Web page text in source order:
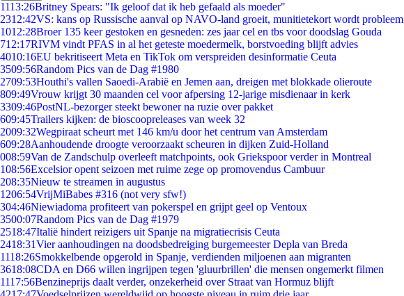
1113:26Britney Spears: "Ik geloof dat ik heb gefaald als moeder"
2312:42VS: kans op Russische aanval op NAVO-land groeit, munitietekort wordt probleem
1012:28Broer 135 keer gestoken en gesneden: zes jaar cel en tbs voor doodslag Gouda
712:17RIVM vindt PFAS in al het geteste moedermelk, borstvoeding blijft advies
4010:16EU bekritiseert Meta en TikTok om verspreiden desinformatie Ceuta
3509:56Random Pics van de Dag #1980
2709:53Houthi's vallen Saoedi-Arabië en Jemen aan, dreigen met blokkade olieroute
809:49Vrouw krijgt 30 maanden cel voor afpersing 12-jarige misdienaar in kerk
3309:46PostNL-bezorger steekt bewoner na ruzie over pakket
609:45Trailers kijken: de bioscoopreleases van week 32
2009:32Wegpiraat scheurt met 146 km/u door het centrum van Amsterdam
609:28Aanhoudende droogte veroorzaakt scheuren in dijken Zuid-Holland
008:59Van de Zandschulp overleeft matchpoints, ook Griekspoor verder in Montreal
108:56Excelsior opent seizoen met ruime zege op promovendus Cambuur
208:35Nieuw te streamen in augustus
1206:54VrijMiBabes #316 (not very sfw!)
304:46Niewiadoma profiteert van pokerspel en grijpt geel op Ventoux
3500:07Random Pics van de Dag #1979
2518:47Italië hindert reizigers uit Spanje na migratiecrisis Ceuta
2418:31Vier aanhoudingen na doodsbedreiging burgemeester Depla van Breda
1118:26Smokkelbende opgerold in Spanje, verdienden miljoenen aan migranten
3618:08CDA en D66 willen ingrijpen tegen 'gluurbrillen' die mensen ongemerkt filmen
1117:56Benzineprijs daalt verder, onzekerheid over Straat van Hormuz blijft